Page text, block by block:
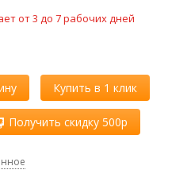
от 3 до 7 рабочих дней
Купить в 1 клик
Получить скидку 500р